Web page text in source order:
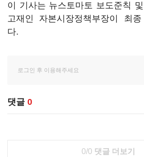
이 기사는 뉴스토마토 보도준칙
고재인 자본시장정책부장이 최종
다.
댓글 0
0/0 댓글 더보기